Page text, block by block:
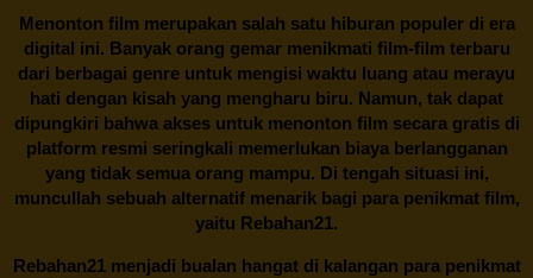
Menonton film merupakan salah satu hiburan populer di era
digital ini. Banyak orang gemar menikmati film-film terbaru
dari berbagai genre untuk mengisi waktu luang atau merayu
hati dengan kisah yang mengharu biru. Namun, tak dapat
dipungkiri bahwa akses untuk menonton film secara gratis di
platform resmi seringkali memerlukan biaya berlangganan
yang tidak semua orang mampu. Di tengah situasi ini,
muncullah sebuah alternatif menarik bagi para penikmat film,
yaitu Rebahan21.
Rebahan21menjadi bualan hangat di kalangan para penikmat